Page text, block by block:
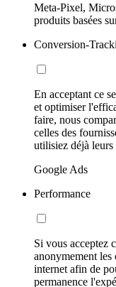
Meta-Pixel,
produits basées
Conversion-
En acceptant ce
et optimiser
faire, nous
celles des
utilisiez déjà leurs
Google Ads
Performance
Si vous acceptez
anonymement les
internet afin de
permanence